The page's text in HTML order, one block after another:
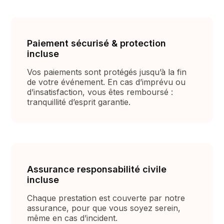
Paiement sécurisé & protection
incluse
Vos paiements sont protégés jusqu’à la fin
de votre événement. En cas d’imprévu ou
d’insatisfaction, vous êtes remboursé :
tranquillité d’esprit garantie.
Assurance responsabilité civile
incluse
Chaque prestation est couverte par notre
assurance, pour que vous soyez serein,
même en cas d’incident.